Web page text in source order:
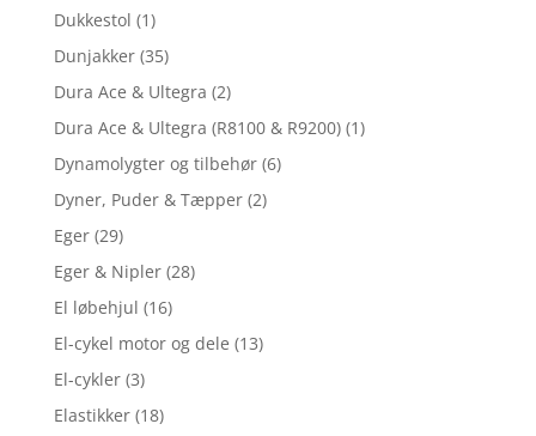
Dukkestol (1)
Dunjakker (35)
Dura Ace & Ultegra (2)
Dura Ace & Ultegra (R8100 & R9200) (1)
Dynamolygter og tilbehør (6)
Dyner, Puder & Tæpper (2)
Eger (29)
Eger & Nipler (28)
El løbehjul (16)
El-cykel motor og dele (13)
El-cykler (3)
Elastikker (18)